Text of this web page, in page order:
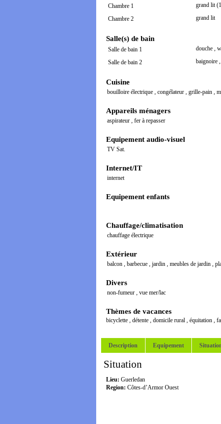
grand lit
Chambre 1
grand lit
Chambre 2
Salle(s) de bain
douche ,
Salle de bain 1
baignoire
Salle de bain 2
Cuisine
bouilloire électrique , congélateur , grille-pain ,
Appareils ménagers
aspirateur , fer à repasser
Equipement audio-visuel
TV Sat.
Internet/IT
internet
Equipement enfants
Chauffage/climatisation
chauffage électrique
Extérieur
balcon , barbecue , jardin , meubles de jardin ,
Divers
non-fumeur , vue mer/lac
Thèmes de vacances
bicyclette , détente , domicile rural , équitation ,
Description Equipement
Situation
Lieu: Guerledan
Region: Côtes-d’Armor Ouest